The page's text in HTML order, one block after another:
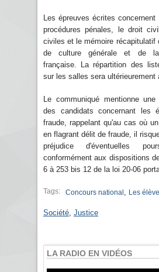
Les épreuves écrites
procédures pénales, le droit
civiles et le mémoire récapitulatif
de culture générale et de
française. La répartition des
sur les salles sera ultérieurement
Le communiqué mentionne
des candidats concernant les
fraude, rappelant qu'au cas où
en flagrant délit de fraude, il
préjudice d'éventuelles
conformément aux dispositions
6 à 253 bis 12 de la loi 20-06
Tags: Concours national Les
Société Justice
LA RADIO EN VIDÉOS